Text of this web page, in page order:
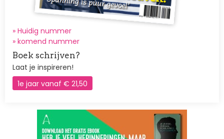
» Huidig nummer
» komend nummer
Boek schrijven?
Laat je inspireren!
1e jaar vanaf € 21,50